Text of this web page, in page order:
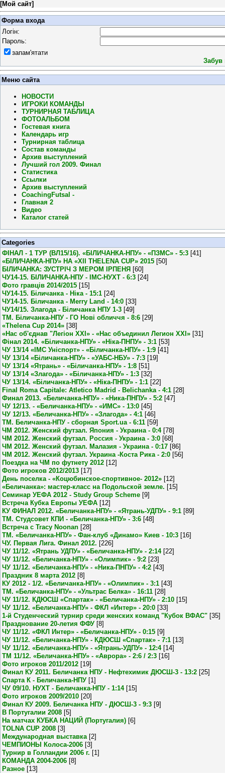
[Мой сайт]
Форма входа
Логін:
Пароль:
запам'ятати
Забув
Меню сайта
НОВОСТИ
ИГРОКИ КОМАНДЫ
ТУРНИРНАЯ ТАБЛИЦА
ФОТОАЛЬБОМ
Гостевая книга
Календарь игр
Турнирная таблица
Состав команды
Архив выступлений
Лучший гол 2009. Финал
Статистика
Ссылки
Архив выступлений
CoachingFutsal -
Главная 2
Видео
Каталог статей
Categories
ФІНАЛ - 1 ТУР (ВЛ15/16). «БІЛИЧАНКА-НПУ» - «ПЗМС» - 5:3 [41]
«БІЛИЧАНКА-НПУ» НА «XII THELENA CUP» 2015 [50]
БІЛИЧАНКА: ЗУСТРІЧ З МЕРОМ ІРПЕНЯ [60]
ЧУ14-15. БІЛИЧАНКА-НПУ - ІМС-НУХТ - 6:3 [24]
Фото гравців 2014/2015 [15]
ЧУ14-15. Біличанка - Ніка - 15:1 [24]
ЧУ14-15. Біличанка - Merry Land - 14:0 [33]
ЧУ14/15. Злагода - Біличанка НПУ 1-3 [49]
ТМ. Біличанка-НПУ - ГО Нові обличчя - 8:6 [29]
«Thelena Cup 2014» [38]
«Нас об'єднав "Легіон XXI» - «Нас объединил Легион XXI» [31]
Фінал 2014. «Біличанка-НПУ» - «Ніка-ПНПУ» - 3:1 [53]
ЧУ 13/14 «ІМС Уніспорт» - «Біличанка-НПУ» - 1:9 [41]
ЧУ 13/14 «Біличанка-НПУ» - «УАБС-НБУ» - 7:3 [19]
ЧУ 13/14 «Ятрань» - «Біличанка-НПУ» - 1:8 [51]
ЧУ 13/14 «Злагода» - «Біличанка-НПУ» - 1:3 [32]
ЧУ 13/14. «Біличанка-НПУ» - «Ніка-ПНПУ» - 1:1 [22]
Final Roma Capitale: Atletico Madrid - Belichanka - 4:1 [28]
Финал 2013. «Беличанка-НПУ» - «Ника-ПНПУ» - 5:2 [47]
ЧУ 12/13. - «Беличанка-НПУ» - «ИМС» - 13:0 [45]
ЧУ 12/13. «Беличанка-НПУ» - «Злагода» - 4:1 [46]
ТМ. Беличанка-НПУ - сборная Sport.ua - 6:11 [59]
ЧМ 2012. Женский футзал. Япония - Украина - 0:4 [78]
ЧМ 2012. Женский футзал. Россия - Украина - 3:0 [68]
ЧМ 2012. Женский футзал. Малазия - Украина - 0:17 [86]
ЧМ 2012. Женский футзал. Украина -Коста Рика - 2:0 [56]
Поездка на ЧМ по футнету 2012 [12]
Фото игроков 2012/2013 [17]
День поселка - «Коцюбинское-спортивное- 2012» [12]
«Беличанка»: мастер-класс на Подольской земле. [15]
Семинар УЕФА 2012 - Study Group Scheme [9]
Встреча Кубка Европы УЕФА [12]
КУ ФИНАЛ 2012. «Беличанка-НПУ» - «Ятрань-УДПУ» - 9:1 [89]
ТМ. Студсовет КПИ - «Беличанка-НПУ» - 3:6 [48]
Встреча с Tracy Noonan [28]
ТМ. «Беличанка-НПУ» - Фан-клуб «Динамо» Киев - 10:3 [16]
ЧУ. Первая Лига. Финал 2012. [226]
ЧУ 11/12. «Ятрань УДПУ» - «Беличанка-НПУ» - 2:14 [22]
ЧУ 11/12. «Беличанка-НПУ» - «Олимпик» - 9:2 [23]
ЧУ 11/12. «Беличанка-НПУ» - «Ника-ПНПУ» - 4:2 [43]
Праздник 8 марта 2012 [8]
КУ 2012 - 1/2. «Беличанка-НПУ» - «Олимпик» - 3:1 [43]
ТМ. «Беличанка-НПУ» - «Ультрас Белка» - 16:11 [28]
ЧУ 11/12. КДЮСШ «Спартак» - «Беличанка-НПУ» - 2:10 [15]
ЧУ 11/12. «Беличанка-НПУ» - ФКЛ «Интер» - 20:0 [33]
1-й Студенческий турнир среди женских команд "Кубок ВФАС" [35]
Празднование 20-летия ФФУ [8]
ЧУ 11/12. «ФКЛ Интер» - «Беличанка-НПУ» - 0:15 [9]
ЧУ 11/12. «Беличанка-НПУ» - КДЮСШ «Спартак» - 7:1 [13]
ЧУ 11/12. «Беличанка-НПУ» - «Ятрань-УДПУ» - 12:4 [14]
ТМ 11/12. «Беличанка-НПУ» - «Аврора» - 2:6 / 2:3 [16]
Фото игроков 2011/2012 [19]
Финал КУ 2011. Беличанка НПУ - Нефтехимик ДЮСШ-3 - 13:2 [25]
Спарта К - Беличанка-НПУ [1]
ЧУ 09/10. НУХТ - Беличанка-НПУ - 1:14 [15]
Фото игроков 2009/2010 [20]
Финал КУ 2009. Беличанка НПУ - ДЮСШ-3 - 9:3 [9]
В Португалии 2008 [5]
На матчах КУБКА НАЦИЙ (Португалия) [6]
TOLNA CUP 2008 [3]
Международная выставка [2]
ЧЕМПИОНЫ Колоса-2006 [3]
Турнир в Голландии 2006 г. [1]
КОМАНДА 2004-2006 [8]
Разное [13]